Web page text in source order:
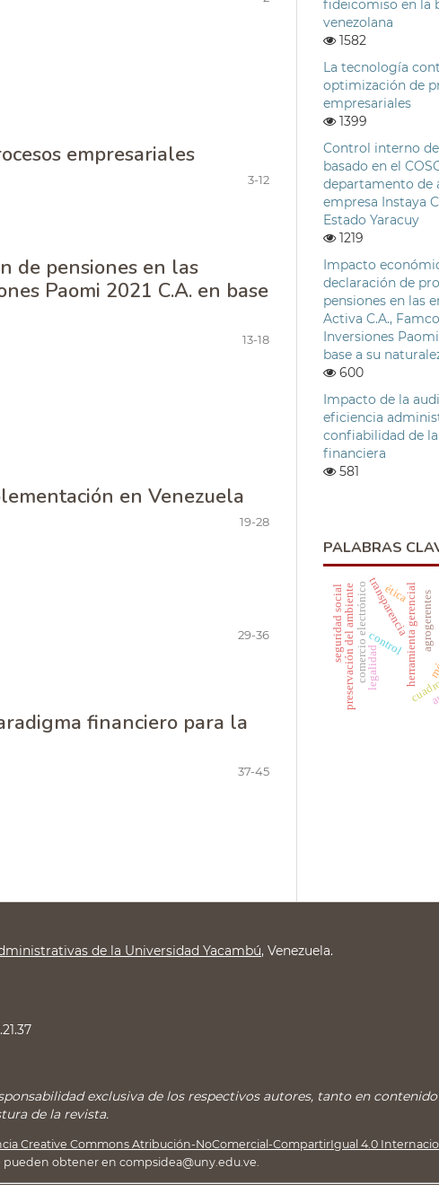
empresariales
3-12
de pensiones en las
Paomi 2021 C.A. en base
13-18
en Venezuela
19-28
29-36
financiero para la
37-45
fideicomiso en la
venezolana
1582
La tecnología
optimización de
empresariales
1399
Control interno
basado en el
departamento de
empresa Instaya
Estado Yaracuy
1219
Impacto
declaración de
pensiones en las
Activa C.A.,
Inversiones Paomi
base a su
600
Impacto de la
eficiencia
confiabilidad de
financiera
581
PALABRAS
controlherramienta gerencial
comercio electrónico agrogerentes
preservación del ambiente transparencia
seguridad social
legalidad
ética
de la Universidad Yacambú, Venezuela.
exclusiva de los respectivos autores, tanto en
de la revista.
Creative Commons Atribución-NoComercial-CompartirIgual 4.0
pueden obtener en compsidea@uny.edu.ve.